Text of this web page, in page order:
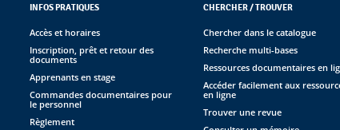
INFOS PRATIQUES
Accès et horaires
Inscription, prêt et retour des
documents
Apprenants en stage
Commandes documentaires pour
le personnel
Règlement
CHERCHER / TROUVER
Chercher dans le catalogue
Recherche multi-bases
Ressources documentaires en
Accéder facilement aux
en ligne
Trouver une revue